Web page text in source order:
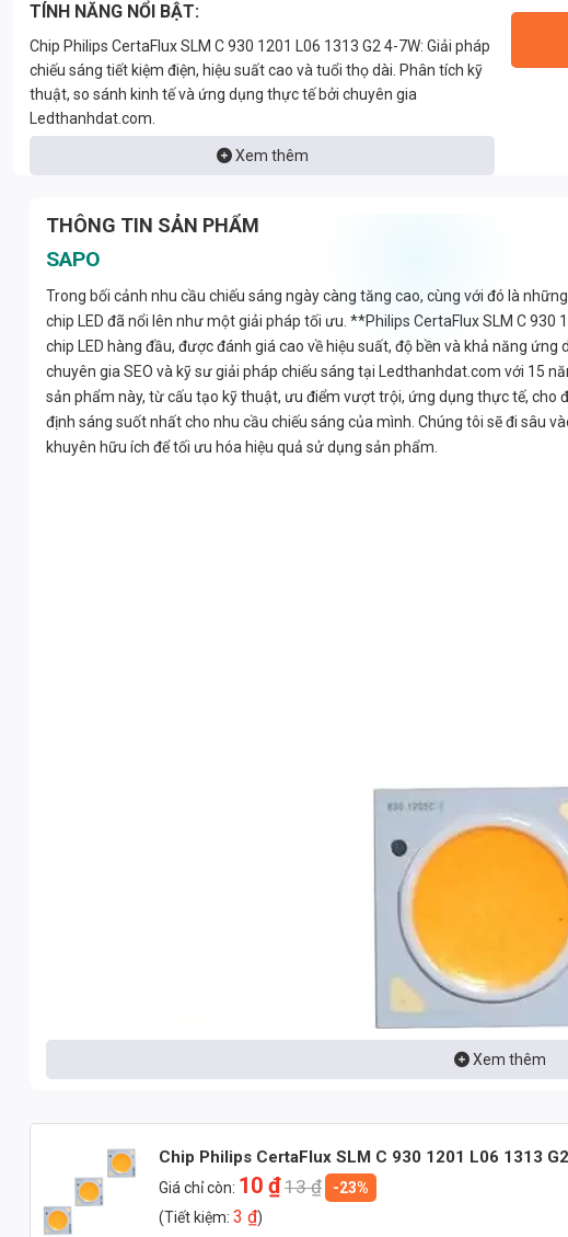
TÍNH NĂNG NỔI BẬT:
Chip Philips CertaFlux SLM C 930 1201 L06 1313 G2 4-7W: Giải pháp
chiếu sáng tiết kiệm điện, hiệu suất cao và tuổi thọ dài. Phân tích kỹ
thuật, so sánh kinh tế và ứng dụng thực tế bởi chuyên gia
Ledthanhdat.com.
Xem thêm
THÔNG TIN SẢN PHẨM
SAPO
Trong bối cảnh nhu cầu chiếu sáng ngày càng tăng cao, cùng với đó là
chip LED đã nổi lên như một giải pháp tối ưu. **Philips CertaFlux SLM C
chip LED hàng đầu, được đánh giá cao về hiệu suất, độ bền và khả năng
chuyên gia SEO và kỹ sư giải pháp chiếu sáng tại Ledthanhdat.com với 15
sản phẩm này, từ cấu tạo kỹ thuật, ưu điểm vượt trội, ứng dụng thực tế, cho
định sáng suốt nhất cho nhu cầu chiếu sáng của mình. Chúng tôi sẽ đi sâu
khuyên hữu ích để tối ưu hóa hiệu quả sử dụng sản phẩm.
Xem thêm
Chip Philips CertaFlux SLM C 930 1201 L06 1313
Giá chỉ còn: 10₫13₫
-23%
(Tiết kiệm:3₫)